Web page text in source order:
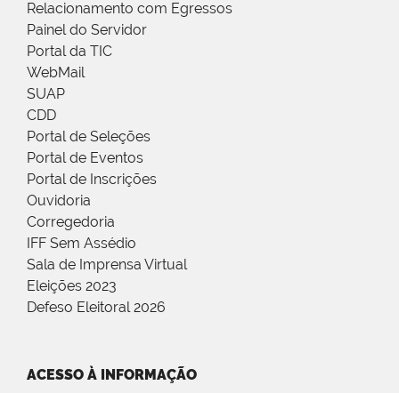
Relacionamento com Egressos
Painel do Servidor
Portal da TIC
WebMail
SUAP
CDD
Portal de Seleções
Portal de Eventos
Portal de Inscrições
Ouvidoria
Corregedoria
IFF Sem Assédio
Sala de Imprensa Virtual
Eleições 2023
Defeso Eleitoral 2026
ACESSO À INFORMAÇÃO